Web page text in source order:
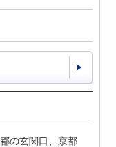
の玄関口、京都